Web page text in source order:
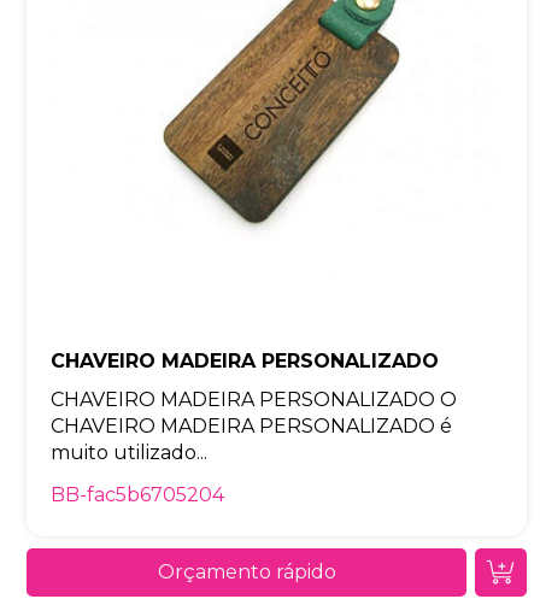
CHAVEIRO MADEIRA PERSONALIZADO
CHAVEIRO MADEIRA PERSONALIZADO O
CHAVEIRO MADEIRA PERSONALIZADO é
muito utilizado...
BB-fac5b6705204
Orçamento rápido